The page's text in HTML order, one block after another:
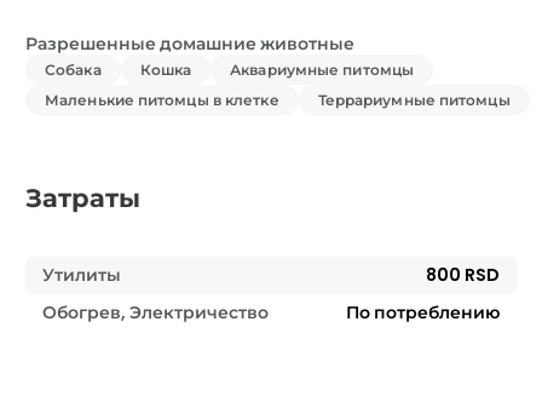
Разрешенные домашние животные
Собака Кошка
Аквариумные питомцы
Маленькие питомцы в клетке
Террариумные питомцы
Затраты
Утилиты
800 RSD
Обогрев, Электричество
По потреблению